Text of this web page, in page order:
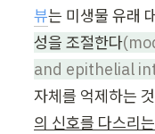
뷰는 미생물 유래
성을 조절한다
and epithelial
자체를 억제하는
의 신호를 다스리